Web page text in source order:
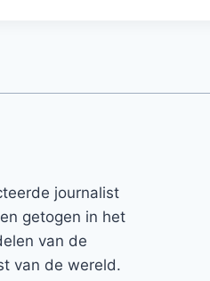
journalist
getogen in het
van de
van de wereld.